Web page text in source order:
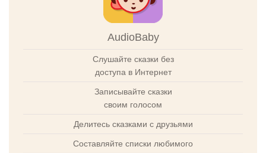
AudioBaby
Слушайте сказки без
доступа в Интернет
Записывайте сказки
своим голосом
Делитесь сказками с друзьями
Составляйте списки любимого